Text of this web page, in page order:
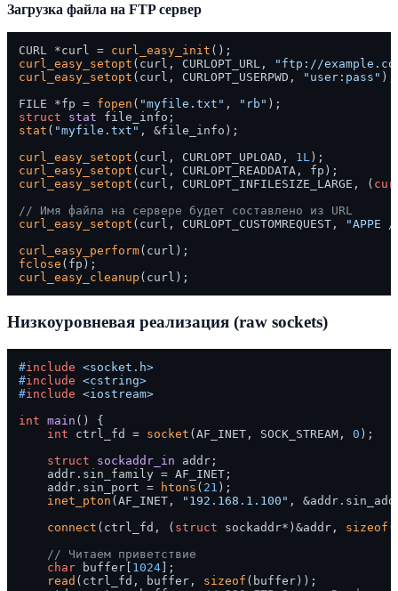
Загрузка файла на FTP сервер
CURL *curl = curl_easy_init
curl_easy_setopt (curl, CURLOPT_URL,
"ftp://
curl_easy_setopt (curl, CURLOPT_USERPWD, "user:pass" );
FILE *fp = fopen ( "myfile.txt" , "rb"
struct
stat
stat ( "myfile.txt" , &file_info);
curl_easy_setopt (curl, CURLOPT_UPLOAD, 1L
curl_easy_setopt
curl_easy_setopt (curl, CURLOPT_INFILESIZE_LARGE, (
// Имя файла на сервере будет составлено из URL
curl_easy_setopt (curl, CURLOPT_CUSTOMREQUEST,
"APPE
curl_easy_perform
fclose
curl_easy_cleanup
Низкоуровневая реализация (raw sockets)
#include <socket.h>
#include <cstring>
#include <iostream>
int main ()
{
int ctrl_fd = socket (AF_INET, SOCK_STREAM, 0 );
struct
sockaddr_in addr;
    addr.sin_family = AF_INET;
    addr.sin_port =
htons ( 21 );
inet_pton (AF_INET, "192.168.1.100" ,
connect (ctrl_fd, ( struct sockaddr*)&addr, sizeof
// Читаем приветствие
char buffer[ 1024];
read (ctrl_fd, buffer, sizeof (buffer));